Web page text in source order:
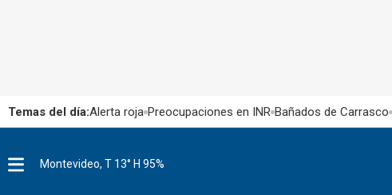
Temas del día:Alerta roja Preocupaciones en INR Bañados de Carrasco
Montevideo, T 13° H 95%